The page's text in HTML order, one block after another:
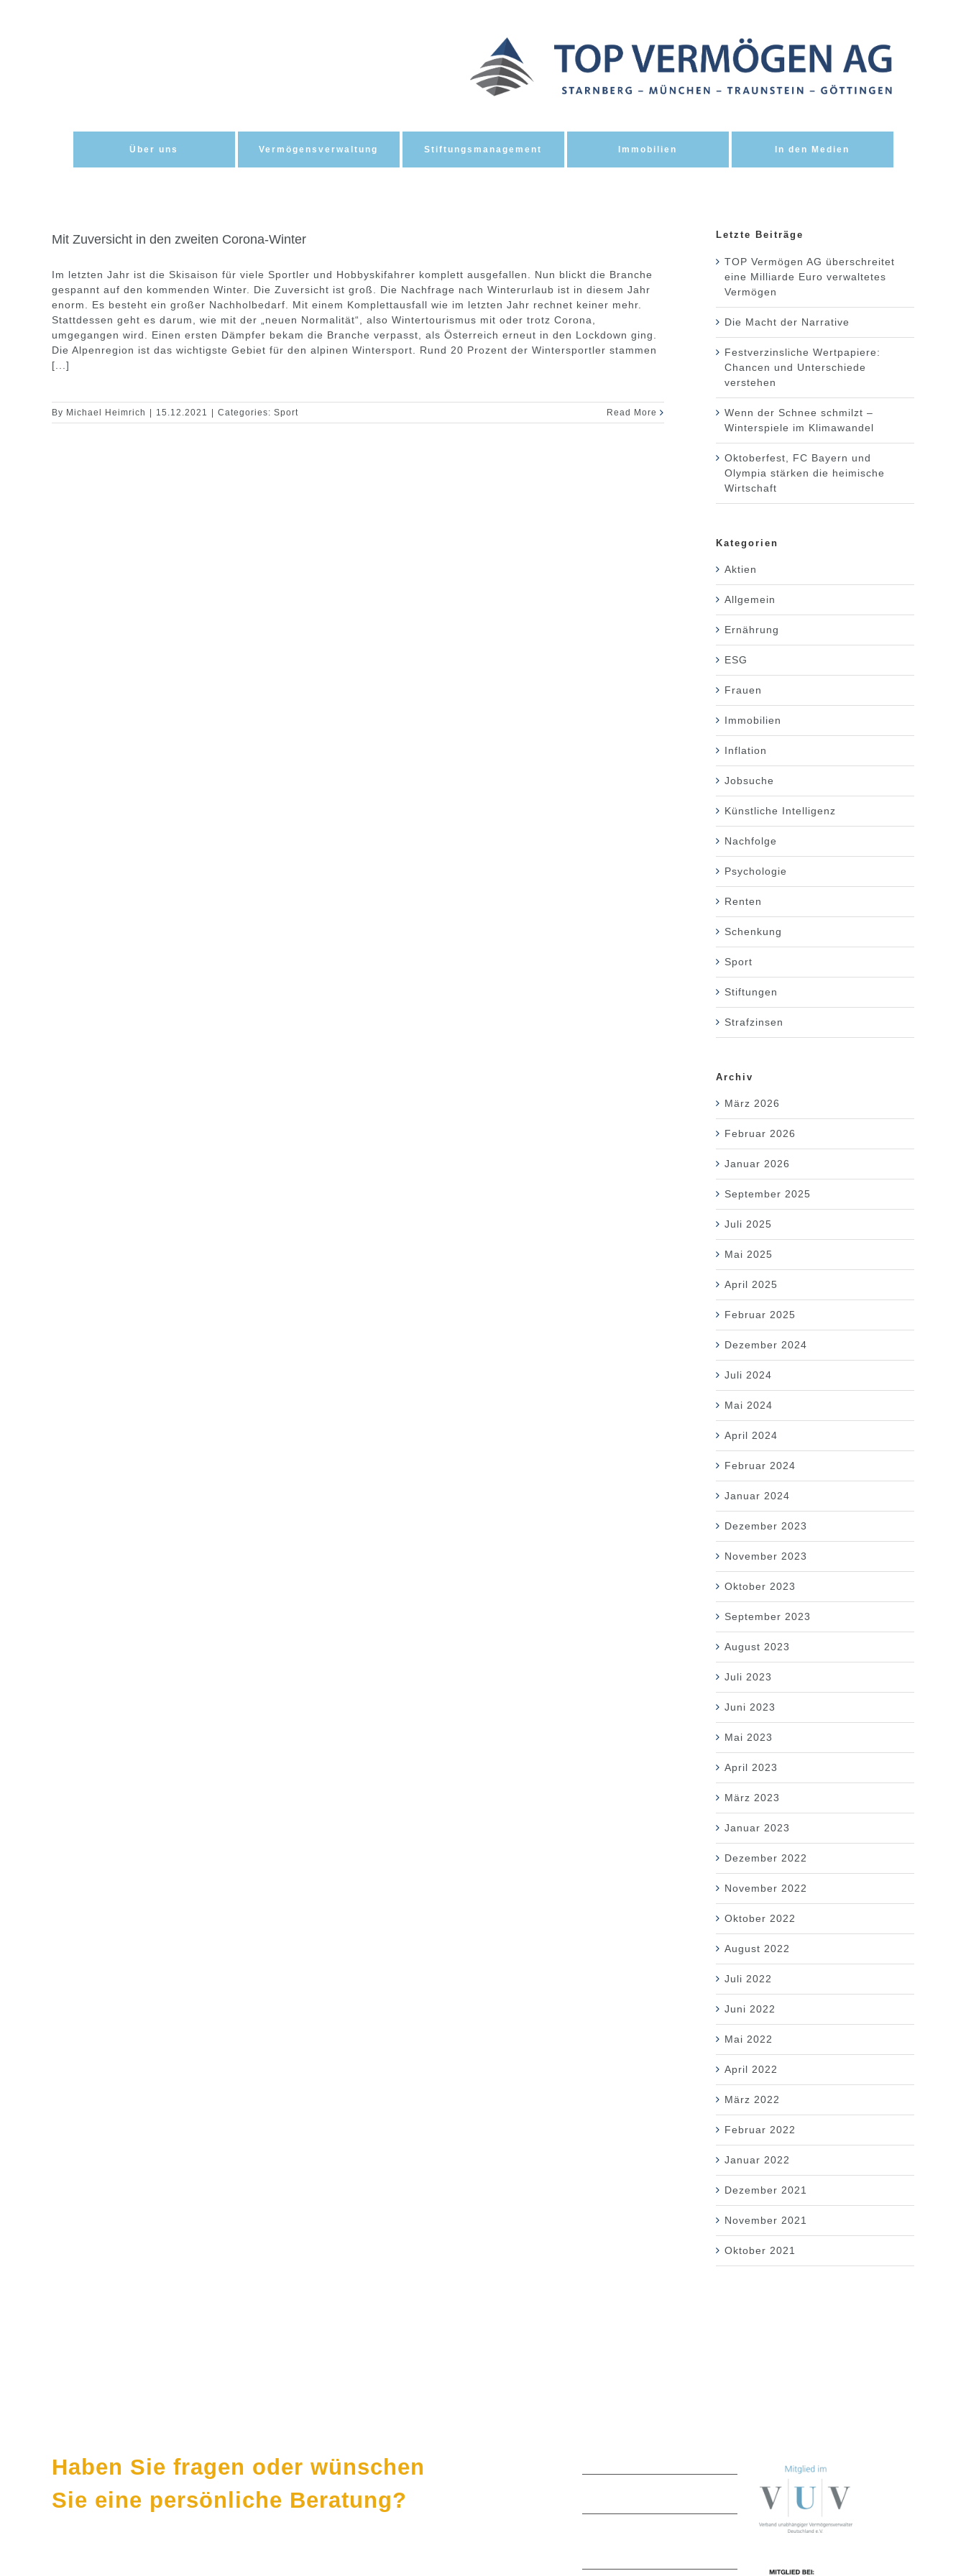
Über uns Vermögensverwaltung Stiftungsmanagement Immobilien In den Medien
Mit Zuversicht in den zweiten Corona-Winter
Im letzten Jahr ist die Skisaison für viele Sportler und Hobbyskifahrer komplett ausgefallen. Nun blickt die Branche
gespannt auf den kommenden Winter. Die Zuversicht ist groß. Die Nachfrage nach Winterurlaub ist in diesem Jahr
enorm. Es besteht ein großer Nachholbedarf. Mit einem Komplettausfall wie im letzten Jahr rechnet keiner mehr.
Stattdessen geht es darum, wie mit der „neuen Normalität“, also Wintertourismus mit oder trotz Corona,
umgegangen wird. Einen ersten Dämpfer bekam die Branche verpasst, als Österreich erneut in den Lockdown ging.
Die Alpenregion ist das wichtigste Gebiet für den alpinen Wintersport. Rund 20 Prozent der Wintersportler stammen
[...]
By Michael Heimrich 15.12.2021 Categories: Sport Read More
Letzte Beiträge
TOP Vermögen AG überschreitet
eine Milliarde Euro verwaltetes
Vermögen
Die Macht der Narrative
Festverzinsliche Wertpapiere:
Chancen und Unterschiede
verstehen
Wenn der Schnee schmilzt –
Winterspiele im Klimawandel
Oktoberfest, FC Bayern und
Olympia stärken die heimische
Wirtschaft
Kategorien
Aktien
Allgemein
Ernährung
ESG
Frauen
Immobilien
Inflation
Jobsuche
Künstliche Intelligenz
Nachfolge
Psychologie
Renten
Schenkung
Sport
Stiftungen
Strafzinsen
Archiv
März 2026
Februar 2026
Januar 2026
September 2025
Juli 2025
Mai 2025
April 2025
Februar 2025
Dezember 2024
Juli 2024
Mai 2024
April 2024
Februar 2024
Januar 2024
Dezember 2023
November 2023
Oktober 2023
September 2023
August 2023
Juli 2023
Juni 2023
Mai 2023
April 2023
März 2023
Januar 2023
Dezember 2022
November 2022
Oktober 2022
August 2022
Juli 2022
Juni 2022
Mai 2022
April 2022
März 2022
Februar 2022
Januar 2022
Dezember 2021
November 2021
Oktober 2021
Haben Sie fragen oder wünschen
Sie eine persönliche Beratung?